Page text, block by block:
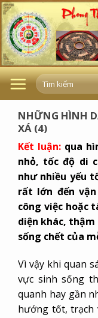
Skip
to
content
NHỮNG HÌNH
XÁ (4)
Kết luận: qua
nhỏ, tốc độ di
như nhiều yếu
rất lớn đến
công việc hoặc
diện khác, thậm
sống chết của
Vì vậy khi quan
vực sinh sống
quanh hay gần
hướng tốt, trạch